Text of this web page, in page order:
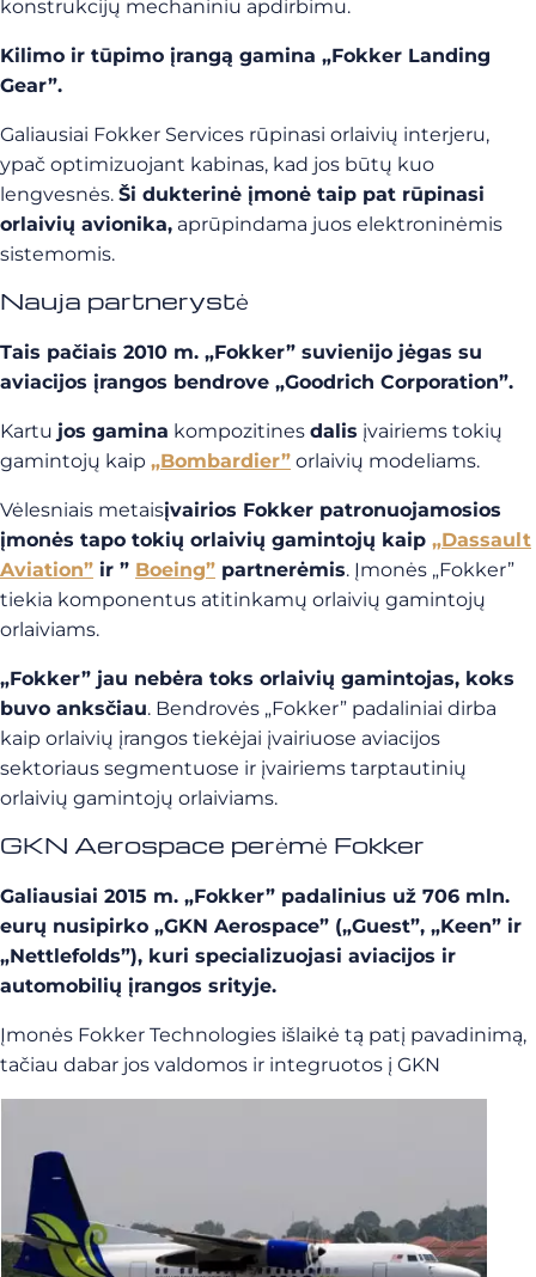
konstrukcijų mechaniniu apdirbimu.
Kilimo ir tūpimo įrangą gamina „Fokker Landing
Gear”.
Galiausiai Fokker Services rūpinasi orlaivių interjeru,
ypač optimizuojant kabinas, kad jos būtų kuo
lengvesnės. Ši dukterinė įmonė taip pat rūpinasi
orlaivių avionika, aprūpindama juos elektroninėmis
sistemomis.
Nauja partnerystė
Tais pačiais 2010 m. „Fokker” suvienijo jėgas su
aviacijos įrangos bendrove „Goodrich Corporation”.
Kartu jos gamina kompozitines dalis įvairiems tokių
gamintojų kaip „Bombardier” orlaivių modeliams.
Vėlesniais metaisįvairios Fokker patronuojamosios
įmonės tapo tokių orlaivių gamintojų kaip „Dassault
Aviation” ir ” Boeing” partnerėmis. Įmonės „Fokker”
tiekia komponentus atitinkamų orlaivių gamintojų
orlaiviams.
„Fokker” jau nebėra toks orlaivių gamintojas, koks
buvo anksčiau. Bendrovės „Fokker” padaliniai dirba
kaip orlaivių įrangos tiekėjai įvairiuose aviacijos
sektoriaus segmentuose ir įvairiems tarptautinių
orlaivių gamintojų orlaiviams.
GKN Aerospace perėmė Fokker
Galiausiai 2015 m. „Fokker” padalinius už 706 mln.
eurų nusipirko „GKN Aerospace” („Guest”, „Keen” ir
„Nettlefolds”), kuri specializuojasi aviacijos ir
automobilių įrangos srityje.
Įmonės Fokker Technologies išlaikė tą patį pavadinimą,
tačiau dabar jos valdomos ir integruotos į GKN